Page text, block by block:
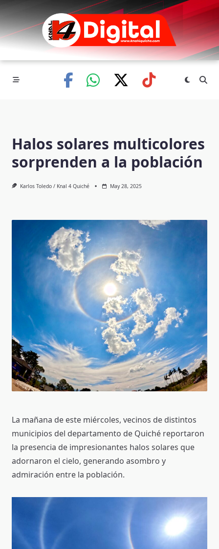
Skip
content
Halos solares multicolores
sorprenden a la población
Karlos Toledo / Knal 4 Quiché May 28, 2025
La mañana de este miércoles, vecinos de distintos
municipios del departamento de Quiché reportaron
la presencia de impresionantes halos solares que
adornaron el cielo, generando asombro y
admiración entre la población.